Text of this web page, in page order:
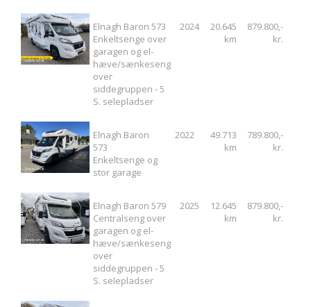
Elnagh Baron 573
Enkeltsenge over
garagen og el-
hæve/sænkeseng
over
siddegruppen - 5
S. selepladser
2024
20.645
km
879.800,-
kr.
Elnagh Baron
573
Enkeltsenge og
stor garage
2022
49.713
km
789.800,-
kr.
Elnagh Baron 579
Centralseng over
garagen og el-
hæve/sænkeseng
over
siddegruppen - 5
S. selepladser
2025
12.645
km
879.800,-
kr.